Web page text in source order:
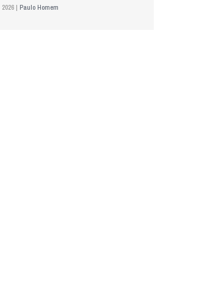
| Paulo Homem